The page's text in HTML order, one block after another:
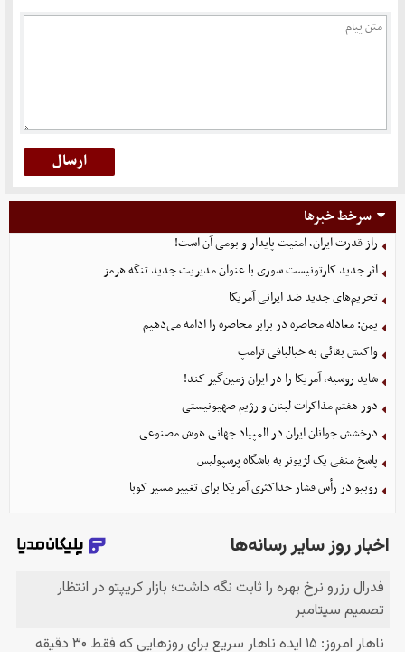
سرخط خبرها
راز قدرت ایران، امنیت پایدار و بومی آن است!
اثر جدید کارتونیست سوری با عنوان مدیریت جدید تنگه هرمز
تحریم‌های جدید ضد ایرانی آمریکا
یمن: معادله محاصره در برابر محاصره را ادامه می‌دهیم
واکنش بقائی به خیالبافی ترامپ
شاید روسیه، آمریکا را در ایران زمین‌گیر کند!
دور هفتم مذاکرات لبنان و رژیم صهیونیستی
درخشش جوانان ایران در المپیاد جهانی هوش مصنوعی
پاسخ منفی یک لژیونر به باشگاه پرسپولیس
روبیو در رأس فشار حداکثری آمریکا برای تغییر مسیر کوبا